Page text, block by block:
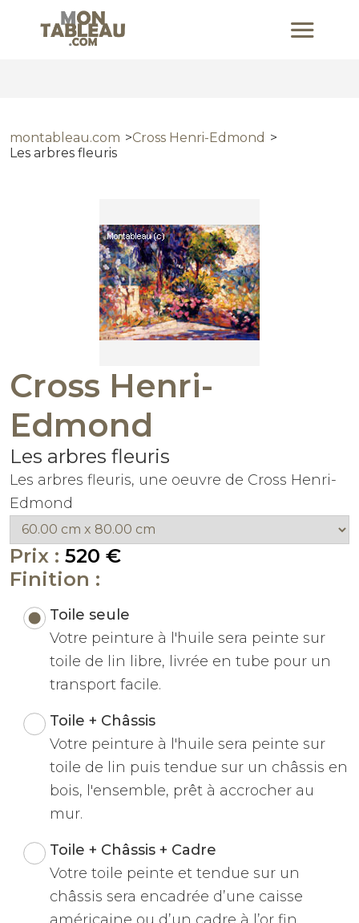
montableau.com
Cross Henri-Edmond
Les arbres fleuris
Cross Henri-
Edmond
Les arbres fleuris
Les arbres fleuris, une oeuvre de Cross Henri-
Edmond
Prix : 520 €
Finition :
Toile seule
Votre peinture à l'huile sera peinte sur
toile de lin libre, livrée en tube pour un
transport facile.
Toile + Châssis
Votre peinture à l'huile sera peinte sur
toile de lin puis tendue sur un châssis en
bois, l'ensemble, prêt à accrocher au
mur.
Toile + Châssis + Cadre
Votre toile peinte et tendue sur un
châssis sera encadrée d’une caisse